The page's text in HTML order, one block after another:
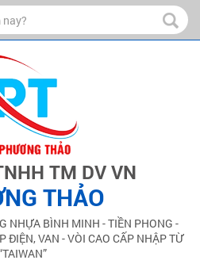
TM DV VN
THẢO
NHỰA BÌNH MINH - TIỀN PHONG -
ĐIỆN, VAN - VÒI CAO CẤP NHẬP TỪ